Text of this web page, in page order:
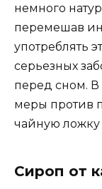
немного
перемешав
употреблять
серьезных
перед сном. В
меры против
чайную
Сироп от